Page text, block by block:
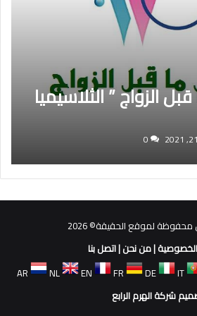
الزواج ” الثلاسيميا
0
لموقع الحقيقة© 2026
|من نحن|اتصل بنا
AR
NL EN FR DE IT
شركة الهرم الرابع